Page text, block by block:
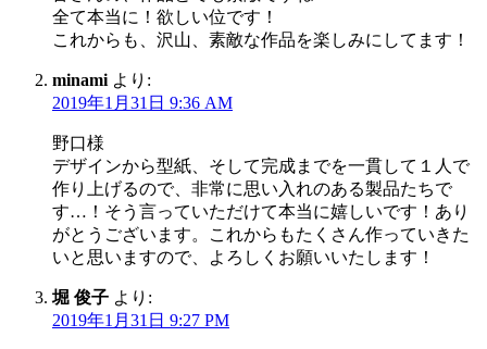
全て本当に！欲しい位です！
これからも、沢山、素敵な作品を楽しみにしてます！
minami より:
2019年1月31日 9:36 AM
野口様
デザインから型紙、そして完成までを一貫して１人で
作り上げるので、非常に思い入れのある製品たちで
す…！そう言っていただけて本当に嬉しいです！あり
がとうございます。これからもたくさん作っていきた
いと思いますので、よろしくお願いいたします！
堀 俊子 より:
2019年1月31日 9:27 PM